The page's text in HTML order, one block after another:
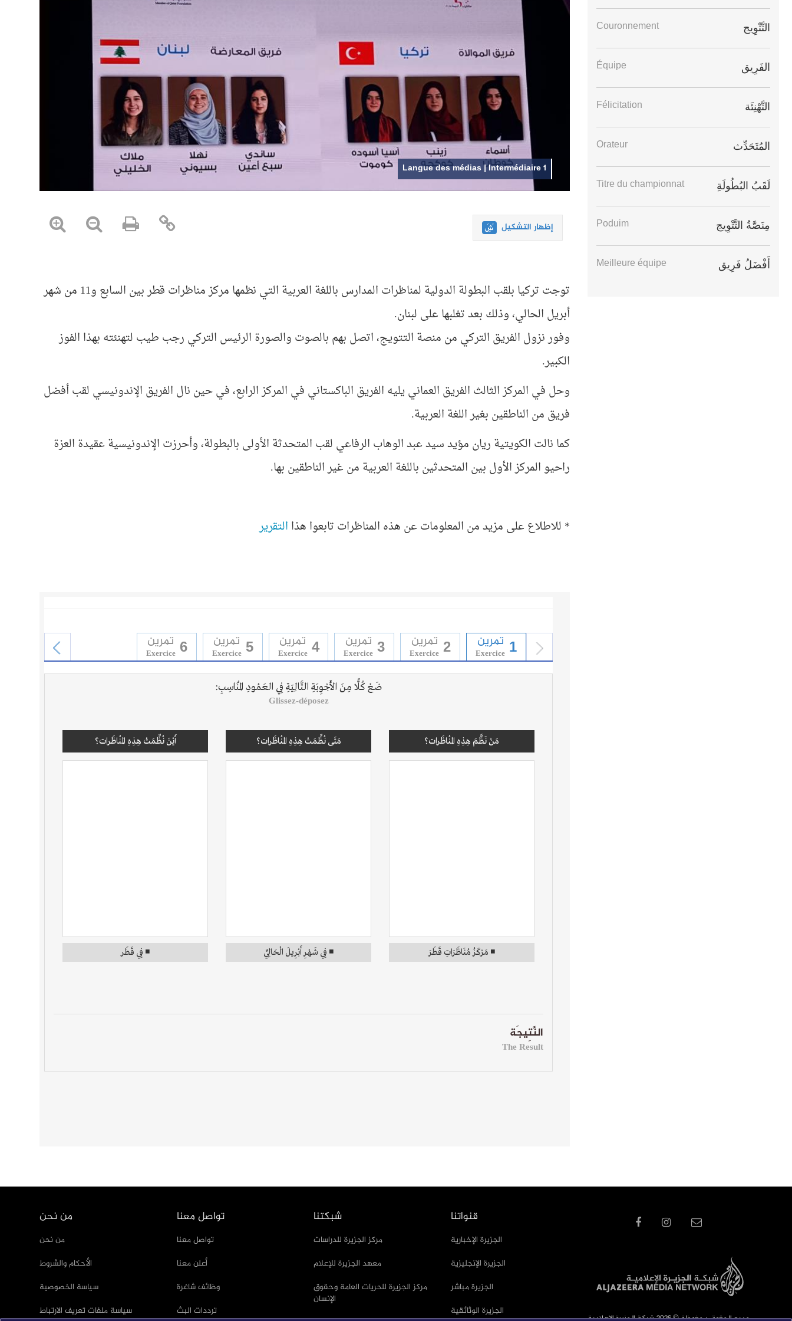
Langue des médias | Intermédiaire 1
إظهار التشكيل
توجت تركيا بلقب البطولة الدولية لمناظرات المدارس باللغة العربية التي نظمها مركز مناظرات قطر بين السابع و11 من شهر
أبريل الحالي، وذلك بعد تغلبها على لبنان.
وفور نزول الفريق التركي من منصة التتويج، اتصل بهم بالصوت والصورة الرئيس التركي رجب طيب لتهنئته بهذا الفوز
الكبير.
وحل في المركز الثالث الفريق العماني يليه الفريق الباكستاني في المركز الرابع، في حين نال الفريق الإندونيسي لقب أفضل
فريق من الناطقين بغير اللغة العربية.
كما نالت الكويتية ريان مؤيد سيد عبد الوهاب الرفاعي لقب المتحدثة الأولى بالبطولة، وأحرزت الإندونيسية عقيدة العزة
راحيو المركز الأول بين المتحدثين باللغة العربية من غير الناطقين بها.
* للاطلاع على مزيد من المعلومات عن هذه المناظرات تابعوا هذا التقرير
التَّتْوِيج Couronnement
الفَرِيق Équipe
التَّهْنِئَة Félicitation
المُتَحَدِّث Orateur
لَقَبُ البُطُولَةِ Titre du championnat
مِنَصَّةُ التَّتْوِيج Poduim
أَفْضَلُ فَرِيق Meilleure équipe
من نحن
من نحن
الأحكام والشروط
سياسة الخصوصية
سياسة ملفات تعريف الارتباط
تواصل معنا
تواصل معنا
أعلن معنا
وظائف شاغرة
ترددات البث
شبكتنا
مركز الجزيرة للدراسات
معهد الجزيرة للإعلام
مركز الجزيرة للحريات العامة وحقوق
الإنسان
قنواتنا
الجزيرة الإخبارية
الجزيرة الإنجليزية
الجزيرة مباشر
الجزيرة الوثائقية